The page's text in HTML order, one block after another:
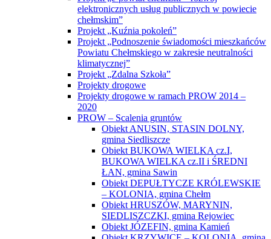
elektronicznych usług publicznych w powiecie
chełmskim”
Projekt „Kuźnia pokoleń”
Projekt „Podnoszenie świadomości mieszkańców
Powiatu Chełmskiego w zakresie neutralności
klimatycznej”
Projekt „Zdalna Szkoła”
Projekty drogowe
Projekty drogowe w ramach PROW 2014 –
2020
PROW – Scalenia gruntów
Obiekt ANUSIN, STASIN DOLNY,
gmina Siedliszcze
Obiekt BUKOWA WIELKA cz.I,
BUKOWA WIELKA cz.II i ŚREDNI
ŁAN, gmina Sawin
Obiekt DEPUŁTYCZE KRÓLEWSKIE
– KOLONIA, gmina Chełm
Obiekt HRUSZÓW, MARYNIN,
SIEDLISZCZKI, gmina Rejowiec
Obiekt JÓZEFIN, gmina Kamień